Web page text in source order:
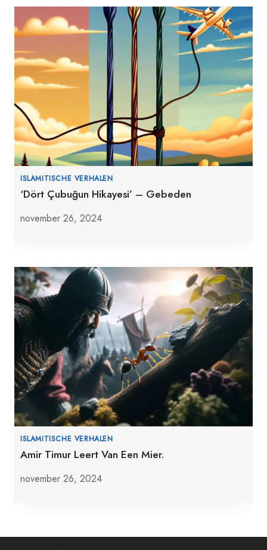
ISLAMITISCHE VERHALEN
‘Dört Çubuğun Hikayesi’ – Gebeden
november 26, 2024
ISLAMITISCHE VERHALEN
Amir Timur Leert Van Een Mier.
november 26, 2024